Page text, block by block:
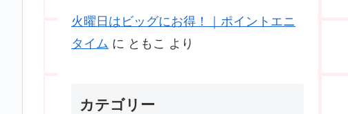
火曜日はビッグにお得！｜ポイントエニ
タイム に ともこ より
カテゴリー